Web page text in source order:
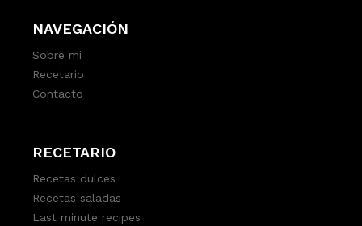
NAVEGACIÓN
Sobre mi
Recetario
Contacto
RECETARIO
Recetas dulces
Recetas saladas
Last minute recipes